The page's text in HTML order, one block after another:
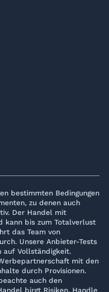
bestimmten Bedingungen
zu denen auch
Der Handel mit
kann bis zum Totalverlust
das Team von
Unsere Anbieter-Tests
auf Vollständigkeit.
mit den
durch Provisionen.
auch den
birgt Risiken. Handle